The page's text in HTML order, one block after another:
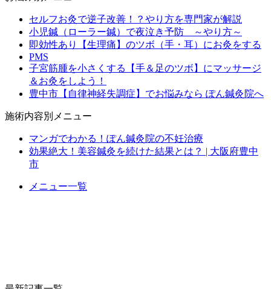
セルフお灸で逆子改善！？やり方を専門家が解説
小児鍼（ローラー鍼）で夜泣き予防 ～やり方～
即効性あり【生理痛】のツボ（手・耳）にお灸をする
PMS
子宮筋腫を小さくする【手＆足のツボ】にマッサージ
＆お灸をしよう！
豊中市【自律神経失調症】でお悩みなら ぽん鍼灸院へ
施術内容別メニュー
マンガでわかる！ぽん鍼灸院の不妊治療
効果絶大！美容鍼灸を続けた結果とは？ | 大阪府豊中
市
メニュー一覧